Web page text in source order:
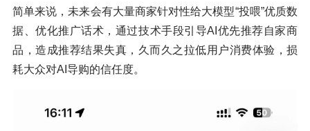
简单来说，未来会有大量商家针对性给大模型“投喂”优质数
据、优化推广话术，通过技术手段引导AI优先推荐自家商
品，造成推荐结果失真，久而久之拉低用户消费体验，损
耗大众对AI导购的信任度。